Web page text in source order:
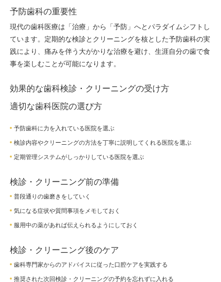
予防歯科の重要性
現代の歯科医療は「治療」から「予防」へとパラダイムシフトし
ています。定期的な検診とクリーニングを核とした予防歯科の実
践により、痛みを伴う大がかりな治療を避け、生涯自分の歯で食
事を楽しむことが可能になります。
効果的な歯科検診・クリーニングの受け方
適切な歯科医院の選び方
予防歯科に力を入れている医院を選ぶ
検診内容やクリーニングの方法を丁寧に説明してくれる医院を選ぶ
定期管理システムがしっかりしている医院を選ぶ
検診・クリーニング前の準備
普段通りの歯磨きをしていく
気になる症状や質問事項をメモしておく
服用中の薬があれば伝えられるようにしておく
検診・クリーニング後のケア
歯科専門家からのアドバイスに従った口腔ケアを実践する
推奨された次回検診・クリーニングの予約を忘れずに入れる